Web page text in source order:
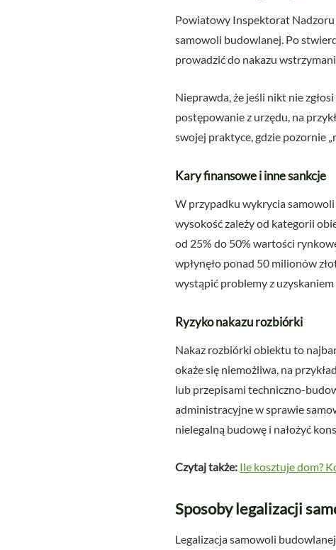
Powiatowy Inspektorat Nadzoru
samowoli budowlanej. Po
prowadzić do nakazu
Nieprawda, że jeśli nikt nie
postępowanie z urzędu, na
swojej praktyce, gdzie pozornie
Kary finansowe i inne sankcje
W przypadku wykrycia samowoli
wysokość zależy od kategorii
od 25% do 50% wartości
wpłynęło ponad 50 milionów
wystąpić problemy z
Ryzyko nakazu rozbiórki
Nakaz rozbiórki obiektu to
okaże się niemożliwa, na
lub przepisami techniczno-
administracyjne w sprawie
nielegalną budowę i nałożyć
Czytaj także: Ile kosztuje dom?
Sposoby legalizacji
Legalizacja samowoli